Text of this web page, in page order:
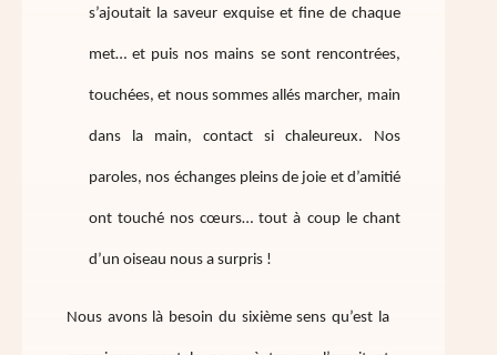
s’ajoutait la saveur exquise et fine de chaque
met… et puis nos mains se sont rencontrées,
touchées, et nous sommes allés marcher, main
dans la main, contact si chaleureux. Nos
paroles, nos échanges pleins de joie et d’amitié
ont touché nos cœurs… tout à coup le chant
d’un oiseau nous a surpris !
Nous avons là besoin du sixième sens qu’est la